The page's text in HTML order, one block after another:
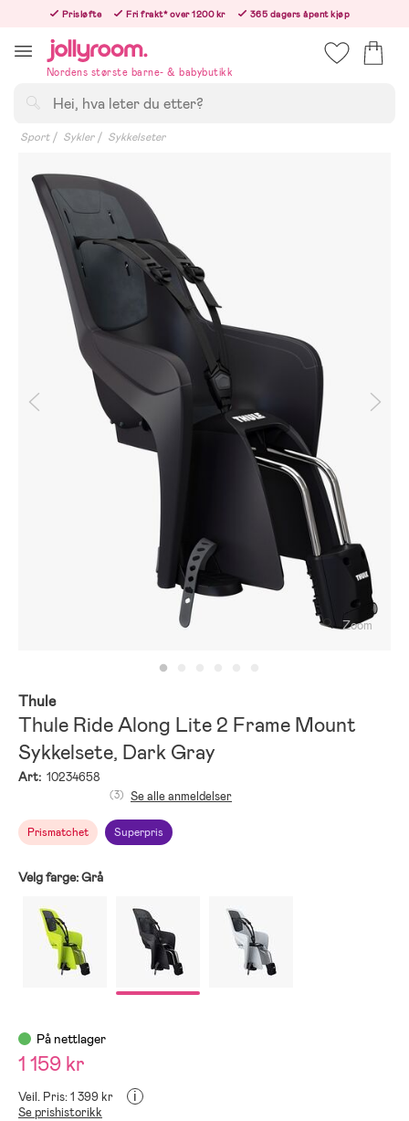
innehållet
Prisløfte Fri frakt* over 1200 kr
365 dagers åpent kjøp
Nordens største barne- & babybutikk
Sport Sykler Sykkelseter
Zoom
Thule
Thule Ride Along Lite 2 Frame Mount
Sykkelsete, Dark Gray
Art: 10234658
Prismatchet Superpris
(3) Se alle anmeldelser
Velg farge:Grå
På nettlager
1 159 kr
Veil. Pris: 1 399 kr i
Se prishistorikk